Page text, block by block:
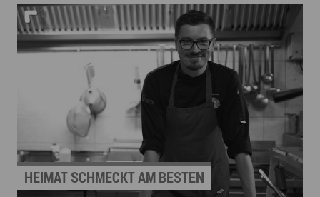
HEIMAT SCHMECKT AM BESTEN